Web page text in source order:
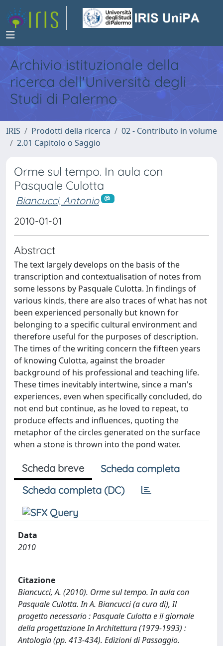
Archivio istituzionale della
ricerca dell'Università degli
Studi di Palermo
IRIS Prodotti della ricerca
02 - Contributo in volume
2.01 Capitolo o Saggio
Orme sul tempo. In aula con
Pasquale Culotta
Biancucci, Antonio
2010-01-01
Abstract
The text largely develops on the basis of the
transcription and contextualisation of notes from
some lessons by Pasquale Culotta. In findings of
various kinds, there are also traces of what has not
been experienced personally but known for
belonging to a specific cultural environment and
therefore useful for the purposes of description.
The times of the writing concern the fifteen years
of knowing Culotta, against the broader
background of his professional and teaching life.
These times inevitably intertwine, since a man's
experiences, even when specifically concluded, do
not end but continue, as he loved to repeat, to
produce effects and influences, quoting the
metaphor of the circles generated on the surface
when a stone is thrown into the pond water.
Scheda breve
Scheda completa
Scheda completa (DC)
Data
2010
Citazione
Biancucci, A. (2010). Orme sul tempo. In aula con
Pasquale Culotta. In A. Biancucci (a cura di), Il
progetto necessario : Pasquale Culotta e il giornale
della progettazione In Architettura (1979-1993) :
Antologia (pp. 413-434). Edizioni di Passaggio.